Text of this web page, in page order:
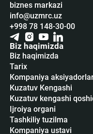
biznes markazi
info@uzmrc.uz
+998 78 148-30-00
Biz haqimizda
Biz haqimizda
Tarix
Kompaniya
Kuzatuv Kengashi
Kuzatuv kengashi
Ijroiya organi
Tashkiliy tuzilma
Kompaniya ustavi